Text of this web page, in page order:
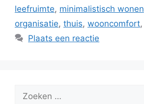
leefruimte, minimalistisch wonen
organisatie, thuis, wooncomfort,
Plaats een reactie
Zoek